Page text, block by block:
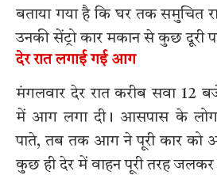
बताया गया है कि घर तक समुचित
उनकी सेंट्रो कार मकान से कुछ दूरी
देर रात लगाई गई आग
मंगलवार देर रात करीब सवा 12
में आग लगा दी। आसपास के
पाते, तब तक आग ने पूरी कार को
कुछ ही देर में वाहन पूरी तरह जलकर